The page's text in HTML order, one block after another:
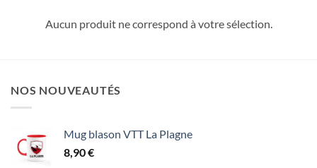
Aucun produit ne correspond à votre sélection.
NOS NOUVEAUTÉS
Mug blason VTT La Plagne
8,90€